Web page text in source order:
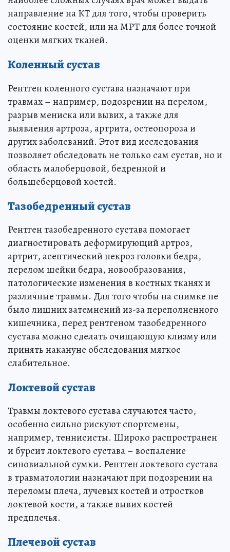
направление на КТ для того, чтобы проверить
состояние костей, или на МРТ для более точной
оценки мягких тканей.
Коленный сустав
Рентген коленного сустава назначают при
травмах – например, подозрении на перелом,
разрыв мениска или вывих, а также для
выявления артроза, артрита, остеопороза и
других заболеваний. Этот вид исследования
позволяет обследовать не только сам сустав, но и
область малоберцовой, бедренной и
большеберцовой костей.
Тазобедренный сустав
Рентген тазобедренного сустава помогает
диагностировать деформирующий артроз,
артрит, асептический некроз головки бедра,
перелом шейки бедра, новообразования,
патологические изменения в костных тканях и
различные травмы. Для того чтобы на снимке не
было лишних затемнений из-за переполненного
кишечника, перед рентгеном тазобедренного
сустава можно сделать очищающую клизму или
принять накануне обследования мягкое
слабительное.
Локтевой сустав
Травмы локтевого сустава случаются часто,
особенно сильно рискуют спортсмены,
например, теннисисты. Широко распространен
и бурсит локтевого сустава – воспаление
синовиальной сумки. Рентген локтевого сустава
в травматологии назначают при подозрении на
переломы плеча, лучевых костей и отростков
локтевой кости, а также вывих костей
предплечья.
Плечевой сустав